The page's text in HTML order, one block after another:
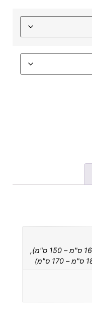
מידה 50 (מתאים לאדם שגובהו – 160 ס"מ – 150 ס"מ),